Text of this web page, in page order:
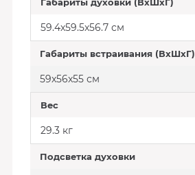
59.4x59.5x56.7 см
Габариты встраивания (ВxШxГ)
59x56x55 см
Вес
29.3 кг
Подсветка духовки